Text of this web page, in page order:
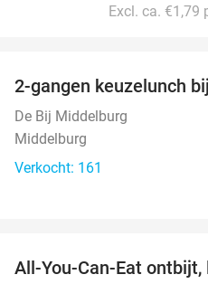
Excl. ca. €1,79
2-gangen keuzelunch
De Bij Middelburg
Middelburg
Verkocht: 161
All-You-Can-Eat